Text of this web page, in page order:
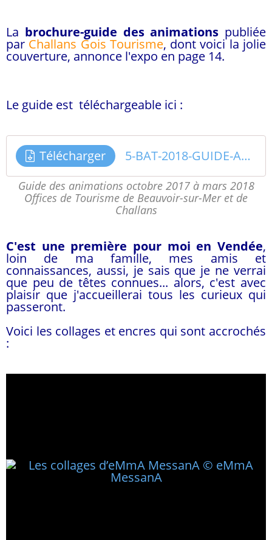
La brochure-guide des animations publiée
par Challans Gois Tourisme, dont voici la jolie
couverture, annonce l'expo en page 14.
Le guide est téléchargeable ici :
Télécharger 5-BAT-2018-GUIDE-ANIMATIONS-CHALLANS-GOIS
Guide des animations octobre 2017 à mars 2018
Offices de Tourisme de Beauvoir-sur-Mer et de
Challans
C'est une première pour moi en Vendée,
loin de ma famille, mes amis et
connaissances, aussi, je sais que je ne verrai
que peu de têtes connues... alors, c'est avec
plaisir que j'accueillerai tous les curieux qui
passeront.
Voici les collages et encres qui sont accrochés
: